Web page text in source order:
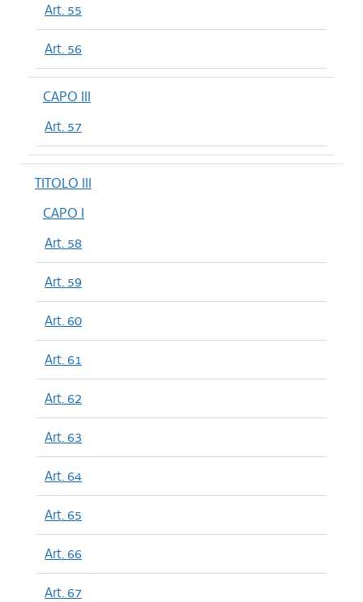
Art. 55
Art. 56
CAPO III
Art. 57
TITOLO III
CAPO I
Art. 58
Art. 59
Art. 60
Art. 61
Art. 62
Art. 63
Art. 64
Art. 65
Art. 66
Art. 67